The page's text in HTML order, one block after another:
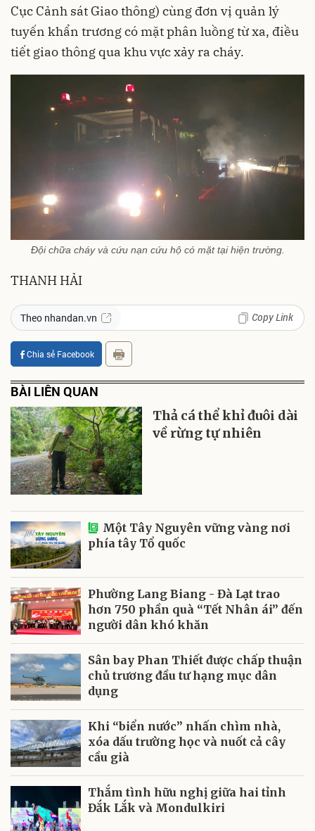
Cục Cảnh sát Giao thông) cùng đơn vị quản lý
tuyến khẩn trương có mặt phân luồng từ xa, điều
tiết giao thông qua khu vực xảy ra cháy.
Đội chữa cháy và cứu nạn cứu hộ có mặt tại hiện trường.
THANH HẢI
Theo nhandan.vn Copy Link
Chia sẻ Facebook
BÀI LIÊN QUAN
Thả cá thể khỉ đuôi dài
về rừng tự nhiên
Một Tây Nguyên vững vàng nơi
phía tây Tổ quốc
Phường Lang Biang - Đà Lạt trao
hơn 750 phần quà “Tết Nhân ái” đến
người dân khó khăn
Sân bay Phan Thiết được chấp thuận
chủ trương đầu tư hạng mục dân
dụng
Khi “biển nước” nhấn chìm nhà,
xóa dấu trường học và nuốt cả cây
cầu già
Thắm tình hữu nghị giữa hai tỉnh
Đắk Lắk và Mondulkiri